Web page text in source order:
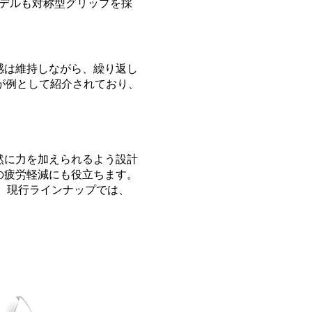
ルも対称型グリップを採
維持しながら、繰り返し
として紹介されており、
力を加えられるよう設計
労軽減にも役立ちます。
行ラインナップでは、